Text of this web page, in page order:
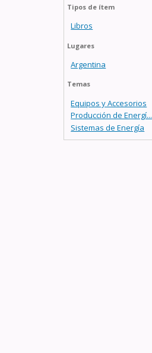
Tipos de ítem
Libros
Lugares
Argentina
Temas
Equipos y Accesorios
Producción de Energí...
Sistemas de Energía